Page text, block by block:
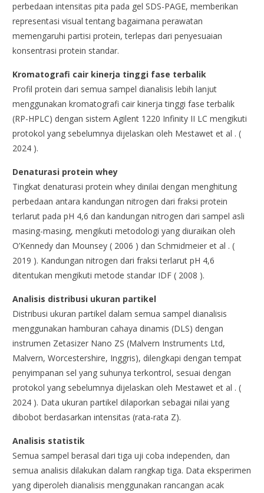
perbedaan intensitas pita pada gel SDS-PAGE, memberikan
representasi visual tentang bagaimana perawatan
memengaruhi partisi protein, terlepas dari penyesuaian
konsentrasi protein standar.
Kromatografi cair kinerja tinggi fase terbalik
Profil protein dari semua sampel dianalisis lebih lanjut
menggunakan kromatografi cair kinerja tinggi fase terbalik
(RP-HPLC) dengan sistem Agilent 1220 Infinity II LC mengikuti
protokol yang sebelumnya dijelaskan oleh Mestawet et al . (
2024 ).
Denaturasi protein whey
Tingkat denaturasi protein whey dinilai dengan menghitung
perbedaan antara kandungan nitrogen dari fraksi protein
terlarut pada pH 4,6 dan kandungan nitrogen dari sampel asli
masing-masing, mengikuti metodologi yang diuraikan oleh
O’Kennedy dan Mounsey ( 2006 ) dan Schmidmeier et al . (
2019 ). Kandungan nitrogen dari fraksi terlarut pH 4,6
ditentukan mengikuti metode standar IDF ( 2008 ).
Analisis distribusi ukuran partikel
Distribusi ukuran partikel dalam semua sampel dianalisis
menggunakan hamburan cahaya dinamis (DLS) dengan
instrumen Zetasizer Nano ZS (Malvern Instruments Ltd,
Malvern, Worcestershire, Inggris), dilengkapi dengan tempat
penyimpanan sel yang suhunya terkontrol, sesuai dengan
protokol yang sebelumnya dijelaskan oleh Mestawet et al . (
2024 ). Data ukuran partikel dilaporkan sebagai nilai yang
dibobot berdasarkan intensitas (rata-rata Z).
Analisis statistik
Semua sampel berasal dari tiga uji coba independen, dan
semua analisis dilakukan dalam rangkap tiga. Data eksperimen
yang diperoleh dianalisis menggunakan rancangan acak